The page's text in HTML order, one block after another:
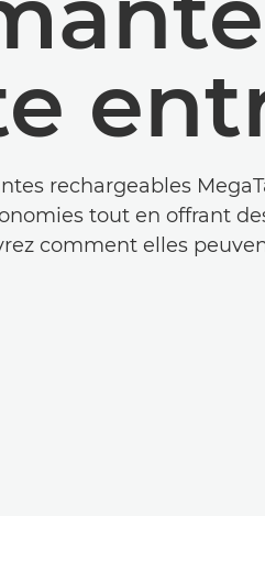
rechargeables
tout en offrant
comment elles